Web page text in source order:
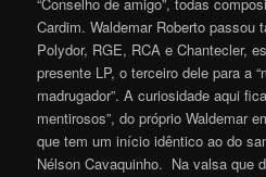
Cardim. Waldemar Roberto passou
Polydor, RGE, RCA e Chantecler,
presente LP, o terceiro dele para a
madrugador”. A curiosidade aqui
mentirosos”, do próprio Waldemar
que tem um início idêntico ao do
Nélson Cavaquinho. Na valsa que